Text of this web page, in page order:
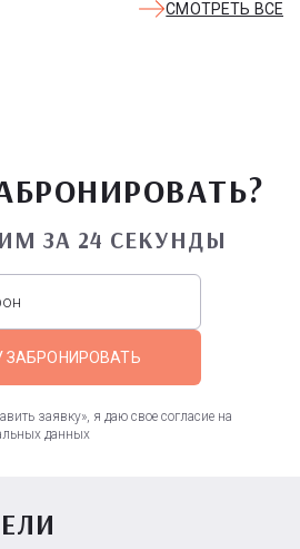
СМОТРЕТЬ ВСЕ
ЗА 24 СЕКУНДЫ
ЗАБРОНИРОВАТЬ
заявку», я даю свое согласие на
данных